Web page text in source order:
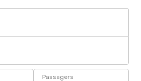
Passagers